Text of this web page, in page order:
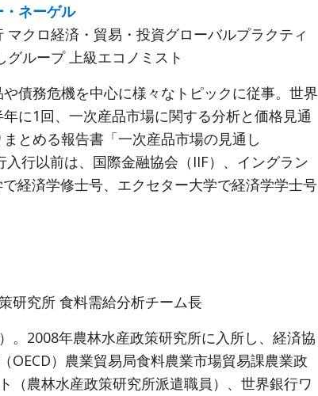
・ネーゲル
マクロ経済・貿易・投資グローバルプラクティ
グループ 上級エコノミスト
債務危機を中心に様々なトピックに従事。世界
に1回、一次産品市場に関する分析と価格見通
まとめる報告書「一次産品市場の見通し
入行以前は、国際金融協会（IIF）、イングラン
経済学修士号、エクセター大学で経済学学士号
研究所 食料需給分析チーム長
。2008年農林水産政策研究所に入所し、経済協
OECD）農業貿易局食料農業市場貿易課農業政
（農林水産政策研究所派遣職員）、世界銀行ワ